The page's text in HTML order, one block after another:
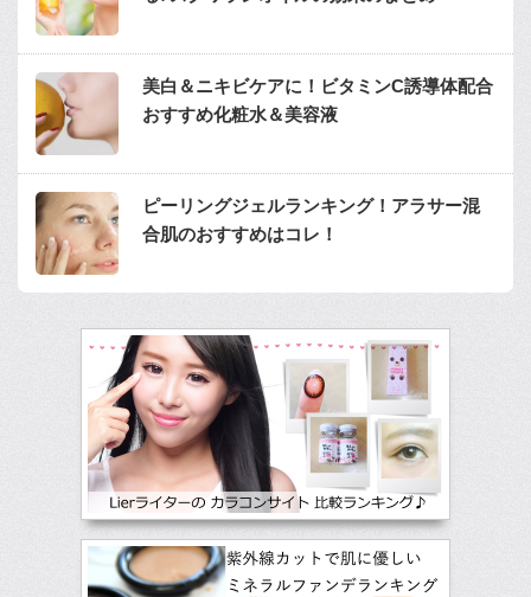
美白＆ニキビケアに！ビタミンC誘導体配合
おすすめ化粧水＆美容液
ピーリングジェルランキング！アラサー混
合肌のおすすめはコレ！